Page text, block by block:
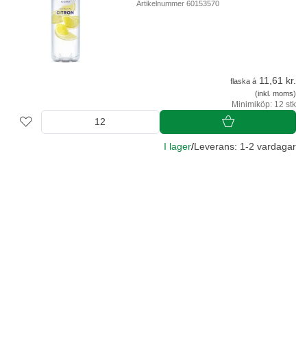
Artikelnummer 60153570
flaska á 11,61 kr.
(inkl. moms)
Minimiköp: 12 stk
I lager/Leverans: 1-2 vardagar